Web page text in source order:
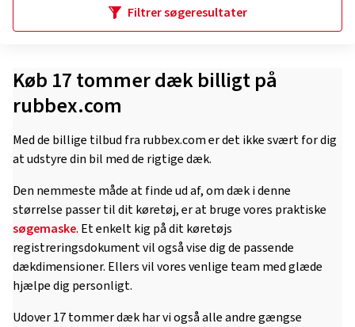
Filtrer søgeresultater
Køb 17 tommer dæk billigt på
rubbex.com
Med de billige tilbud fra rubbex.com er det ikke svært for dig
at udstyre din bil med de rigtige dæk.
Den nemmeste måde at finde ud af, om dæk i denne
størrelse passer til dit køretøj, er at bruge vores praktiske
søgemaske. Et enkelt kig på dit køretøjs
registreringsdokument vil også vise dig de passende
dækdimensioner. Ellers vil vores venlige team med glæde
hjælpe dig personligt.
Udover 17 tommer dæk har vi også alle andre gængse